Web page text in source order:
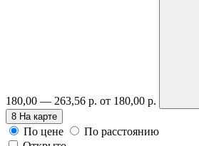
180,00 — 263,56 р. от 180,00 р.
8 На карте
По цене
По расстоянию